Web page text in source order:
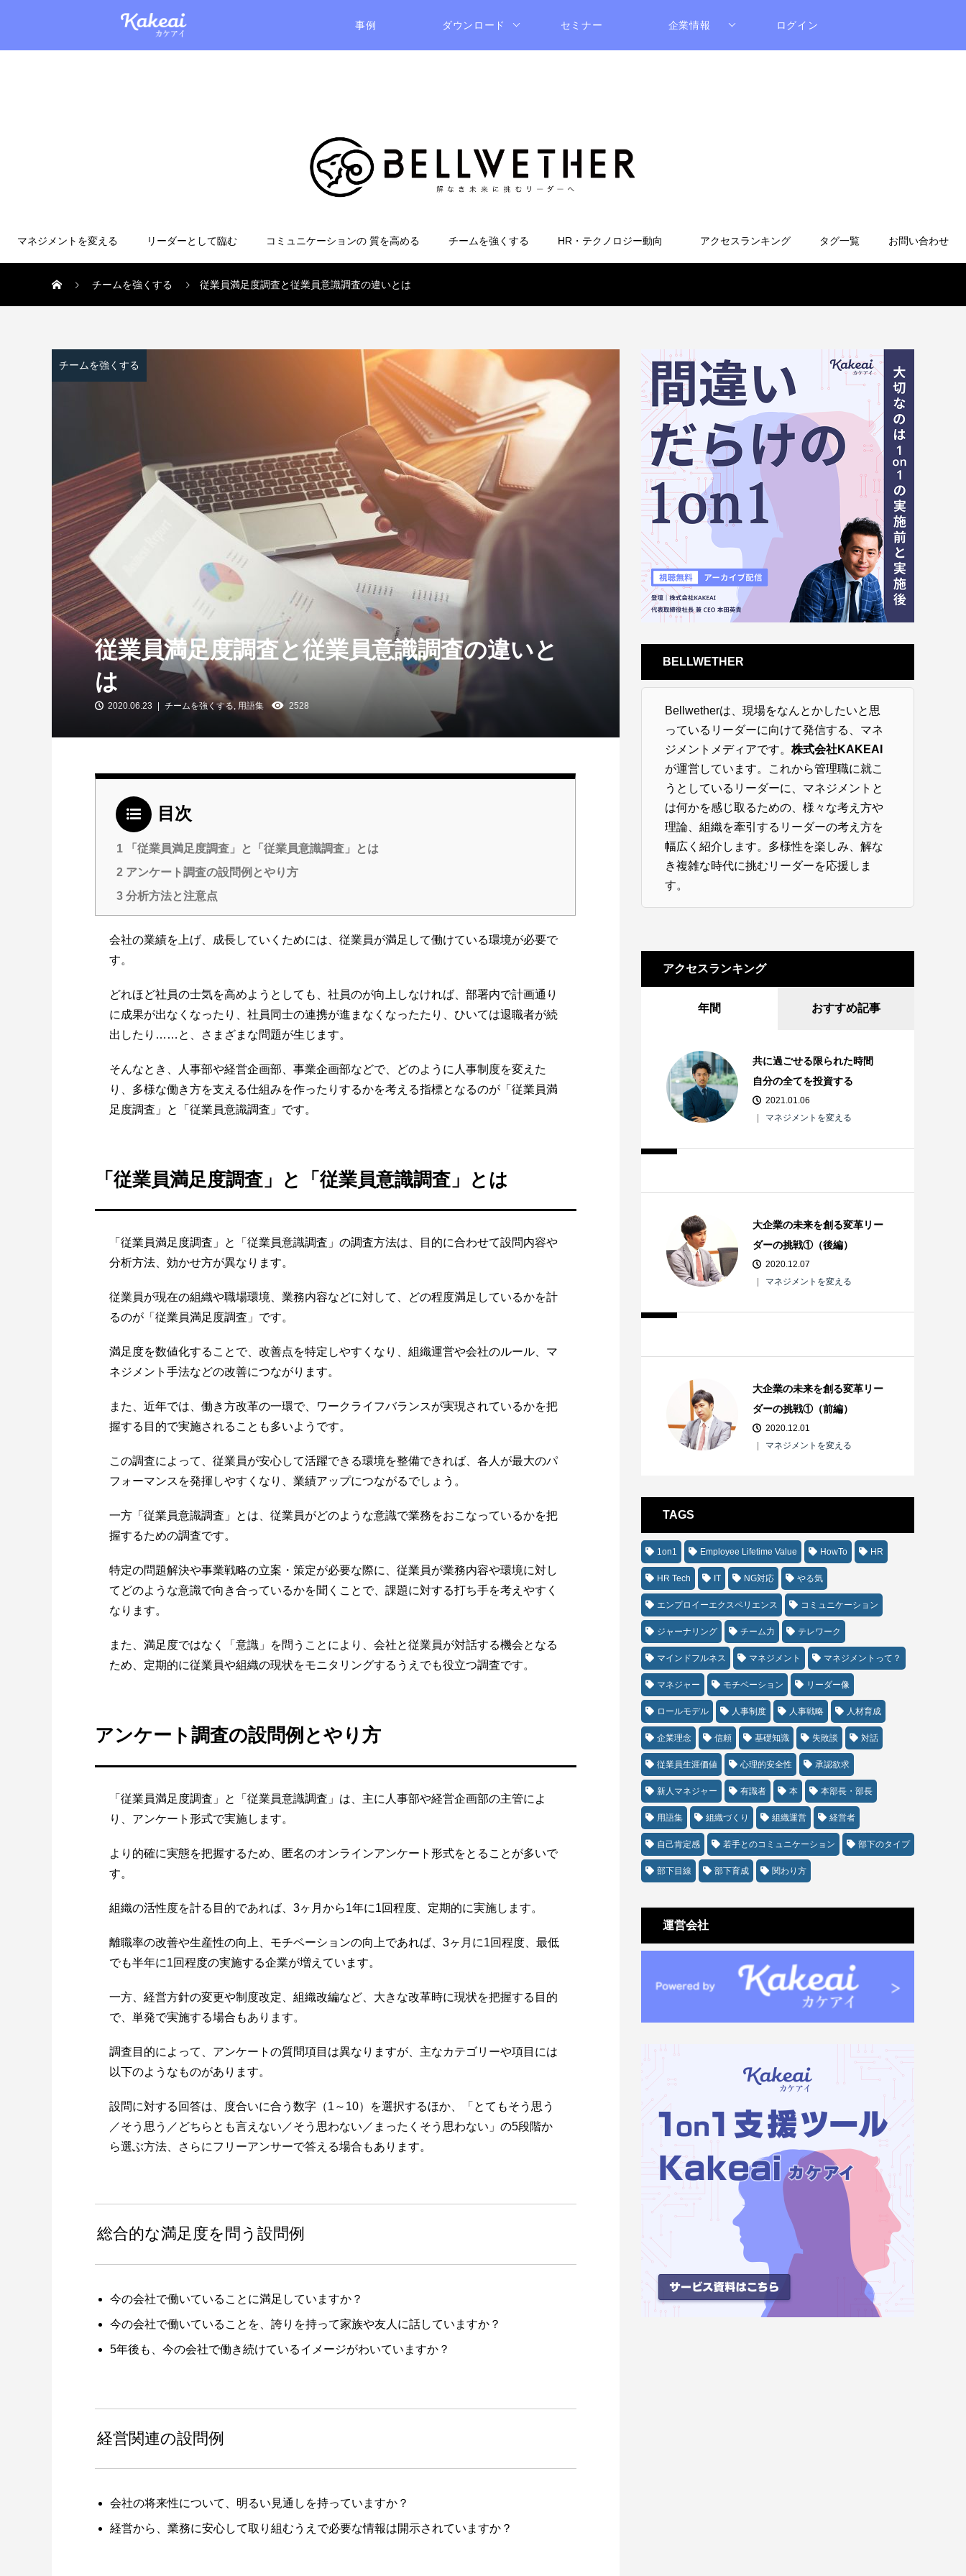
事例 ダウンロード セミナー 企業情報 ログイン
マネジメントを変える リーダーとして臨む コミュニケーションの 質を高める チームを強くする HR・テクノロジー動向 アクセスランキング タグ一覧 お問い合わせ
チームを強くする 従業員満足度調査と従業員意識調査の違いとは
チームを強くする
従業員満足度調査と従業員意識調査の違いと
は
2020.06.23 チームを強くする, 用語集 2528
目次
1 「従業員満足度調査」と「従業員意識調査」とは
2 アンケート調査の設問例とやり方
3 分析方法と注意点
会社の業績を上げ、成長していくためには、従業員が満足して働けている環境が必要で
す。
どれほど社員の士気を高めようとしても、社員のが向上しなければ、部署内で計画通り
に成果が出なくなったり、社員同士の連携が進まなくなったたり、ひいては退職者が続
出したり……と、さまざまな問題が生じます。
そんなとき、人事部や経営企画部、事業企画部などで、どのように人事制度を変えた
り、多様な働き方を支える仕組みを作ったりするかを考える指標となるのが「従業員満
足度調査」と「従業員意識調査」です。
「従業員満足度調査」と「従業員意識調査」とは
「従業員満足度調査」と「従業員意識調査」の調査方法は、目的に合わせて設問内容や
分析方法、効かせ方が異なります。
従業員が現在の組織や職場環境、業務内容などに対して、どの程度満足しているかを計
るのが「従業員満足度調査」です。
満足度を数値化することで、改善点を特定しやすくなり、組織運営や会社のルール、マ
ネジメント手法などの改善につながります。
また、近年では、働き方改革の一環で、ワークライフバランスが実現されているかを把
握する目的で実施されることも多いようです。
この調査によって、従業員が安心して活躍できる環境を整備できれば、各人が最大のパ
フォーマンスを発揮しやすくなり、業績アップにつながるでしょう。
一方「従業員意識調査」とは、従業員がどのような意識で業務をおこなっているかを把
握するための調査です。
特定の問題解決や事業戦略の立案・策定が必要な際に、従業員が業務内容や環境に対し
てどのような意識で向き合っているかを聞くことで、課題に対する打ち手を考えやすく
なります。
また、満足度ではなく「意識」を問うことにより、会社と従業員が対話する機会となる
ため、定期的に従業員や組織の現状をモニタリングするうえでも役立つ調査です。
アンケート調査の設問例とやり方
「従業員満足度調査」と「従業員意識調査」は、主に人事部や経営企画部の主管によ
り、アンケート形式で実施します。
より的確に実態を把握するため、匿名のオンラインアンケート形式をとることが多いで
す。
組織の活性度を計る目的であれば、3ヶ月から1年に1回程度、定期的に実施します。
離職率の改善や生産性の向上、モチベーションの向上であれば、3ヶ月に1回程度、最低
でも半年に1回程度の実施する企業が増えています。
一方、経営方針の変更や制度改定、組織改編など、大きな改革時に現状を把握する目的
で、単発で実施する場合もあります。
調査目的によって、アンケートの質問項目は異なりますが、主なカテゴリーや項目には
以下のようなものがあります。
設問に対する回答は、度合いに合う数字（1～10）を選択するほか、「とてもそう思う
／そう思う／どちらとも言えない／そう思わない／まったくそう思わない」の5段階か
ら選ぶ方法、さらにフリーアンサーで答える場合もあります。
総合的な満足度を問う設問例
今の会社で働いていることに満足していますか？
今の会社で働いていることを、誇りを持って家族や友人に話していますか？
5年後も、今の会社で働き続けているイメージがわいていますか？
経営関連の設問例
会社の将来性について、明るい見通しを持っていますか？
経営から、業務に安心して取り組むうえで必要な情報は開示されていますか？
BELLWETHER
Bellwetherは、現場をなんとかしたいと思
っているリーダーに向けて発信する、マネ
ジメントメディアです。 株式会社KAKEAI
が運営しています。これから管理職に就こ
うとしているリーダーに、マネジメントと
は何かを感じ取るための、様々な考え方や
理論、組織を牽引するリーダーの考え方を
幅広く紹介します。多様性を楽しみ、解な
き複雑な時代に挑むリーダーを応援しま
す。
アクセスランキング
年間 おすすめ記事
共に過ごせる限られた時間
自分の全てを投資する
2021.01.06
マネジメントを変える
大企業の未来を創る変革リー
ダーの挑戦①（後編）
2020.12.07
マネジメントを変える
大企業の未来を創る変革リー
ダーの挑戦①（前編）
2020.12.01
マネジメントを変える
TAGS
1on1 Employee Lifetime Value HowTo HR
HR Tech IT NG対応 やる気
エンプロイーエクスペリエンス コミュニケーション
ジャーナリング チーム力 テレワーク
マインドフルネス マネジメント マネジメントって？
マネジャー モチベーション リーダー像
ロールモデル 人事制度 人事戦略 人材育成
企業理念 信頼 基礎知識 失敗談 対話
従業員生涯価値 心理的安全性 承認欲求
新人マネジャー 有識者 本 本部長・部長
用語集 組織づくり 組織運営 経営者
自己肯定感 若手とのコミュニケーション 部下のタイプ
部下目線 部下育成 関わり方
運営会社